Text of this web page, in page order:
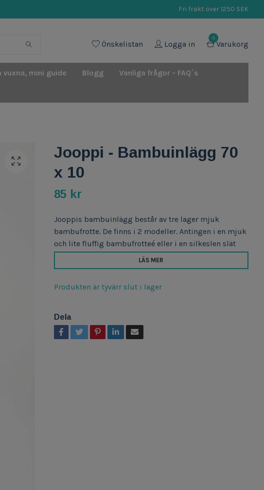
Fri frakt över 1250 SEK
Önskelistan Logga in
0
Varukorg
mini guide Blogg Vanliga frågor - FAQ´s
Jooppi - Bambuinlägg 70
x 10
85 kr
Jooppis bambuinlägg består av tre lager mjuk
bambufrotte. De finns i 2 modeller. Antingen i en mjuk
och lite fluffig bambufrotteé eller i en silkeslen slät
LÄS MER
Produkten är tyvärr slut i lager
Dela